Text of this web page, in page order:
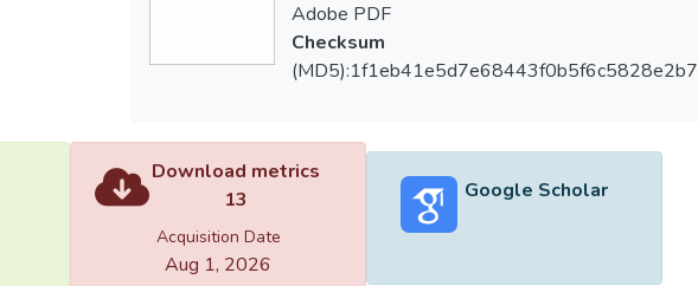
Adobe PDF
Checksum
(MD5):1f1eb41e5d7e68443f0b5f6c5828e2b7
Download metrics
13
Acquisition Date
Aug 1, 2026
Google Scholar